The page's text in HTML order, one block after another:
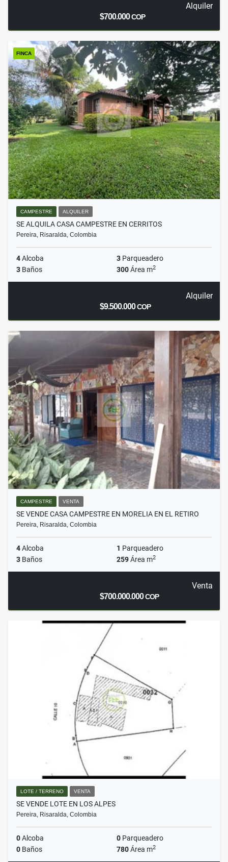
Alquiler
$700.000COP
FINCA
CAMPESTRE ALQUILER
SE ALQUILA CASA CAMPESTRE EN CERRITOS
Pereira, Risaralda, Colombia
4Alcoba 3 Parqueadero
3 Baños 300Área m2
Alquiler
$9.500.000COP
CAMPESTRE VENTA
SE VENDE CASA CAMPESTRE EN MORELIA EN EL RETIRO
Pereira, Risaralda, Colombia
4Alcoba 1 Parqueadero
3 Baños 259Área m2
Venta
$700.000.000COP
LOTE / TERRENO VENTA
SE VENDE LOTE EN LOS ALPES
Pereira, Risaralda, Colombia
0Alcoba 0 Parqueadero
0 Baños 780Área m2